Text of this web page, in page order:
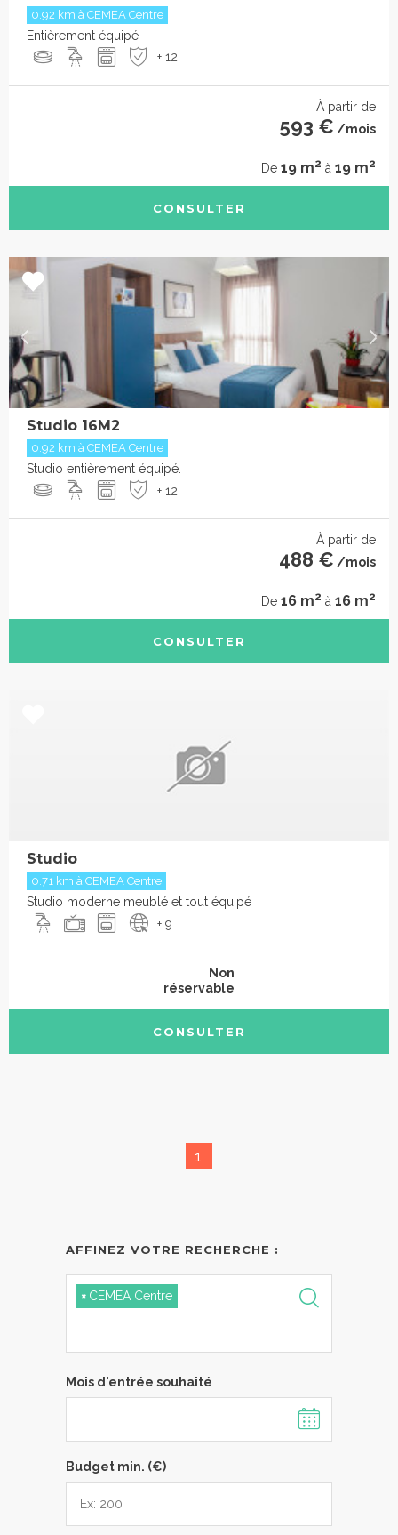
0.92 km à CEMEA Centre
Entièrement équipé
+ 12
À partir de
593 € /mois
De 19 m2 à 19 m2
CONSULTER
Studio 16M2
0.92 km à CEMEA Centre
Studio entièrement équipé.
+ 12
À partir de
488 € /mois
De 16 m2 à 16 m2
CONSULTER
Studio
0.71 km à CEMEA Centre
Studio moderne meublé et tout équipé
+ 9
Non
réservable
CONSULTER
1
AFFINEZ VOTRE RECHERCHE :
× CEMEA Centre
Mois d'entrée souhaité
Budget min. (€)